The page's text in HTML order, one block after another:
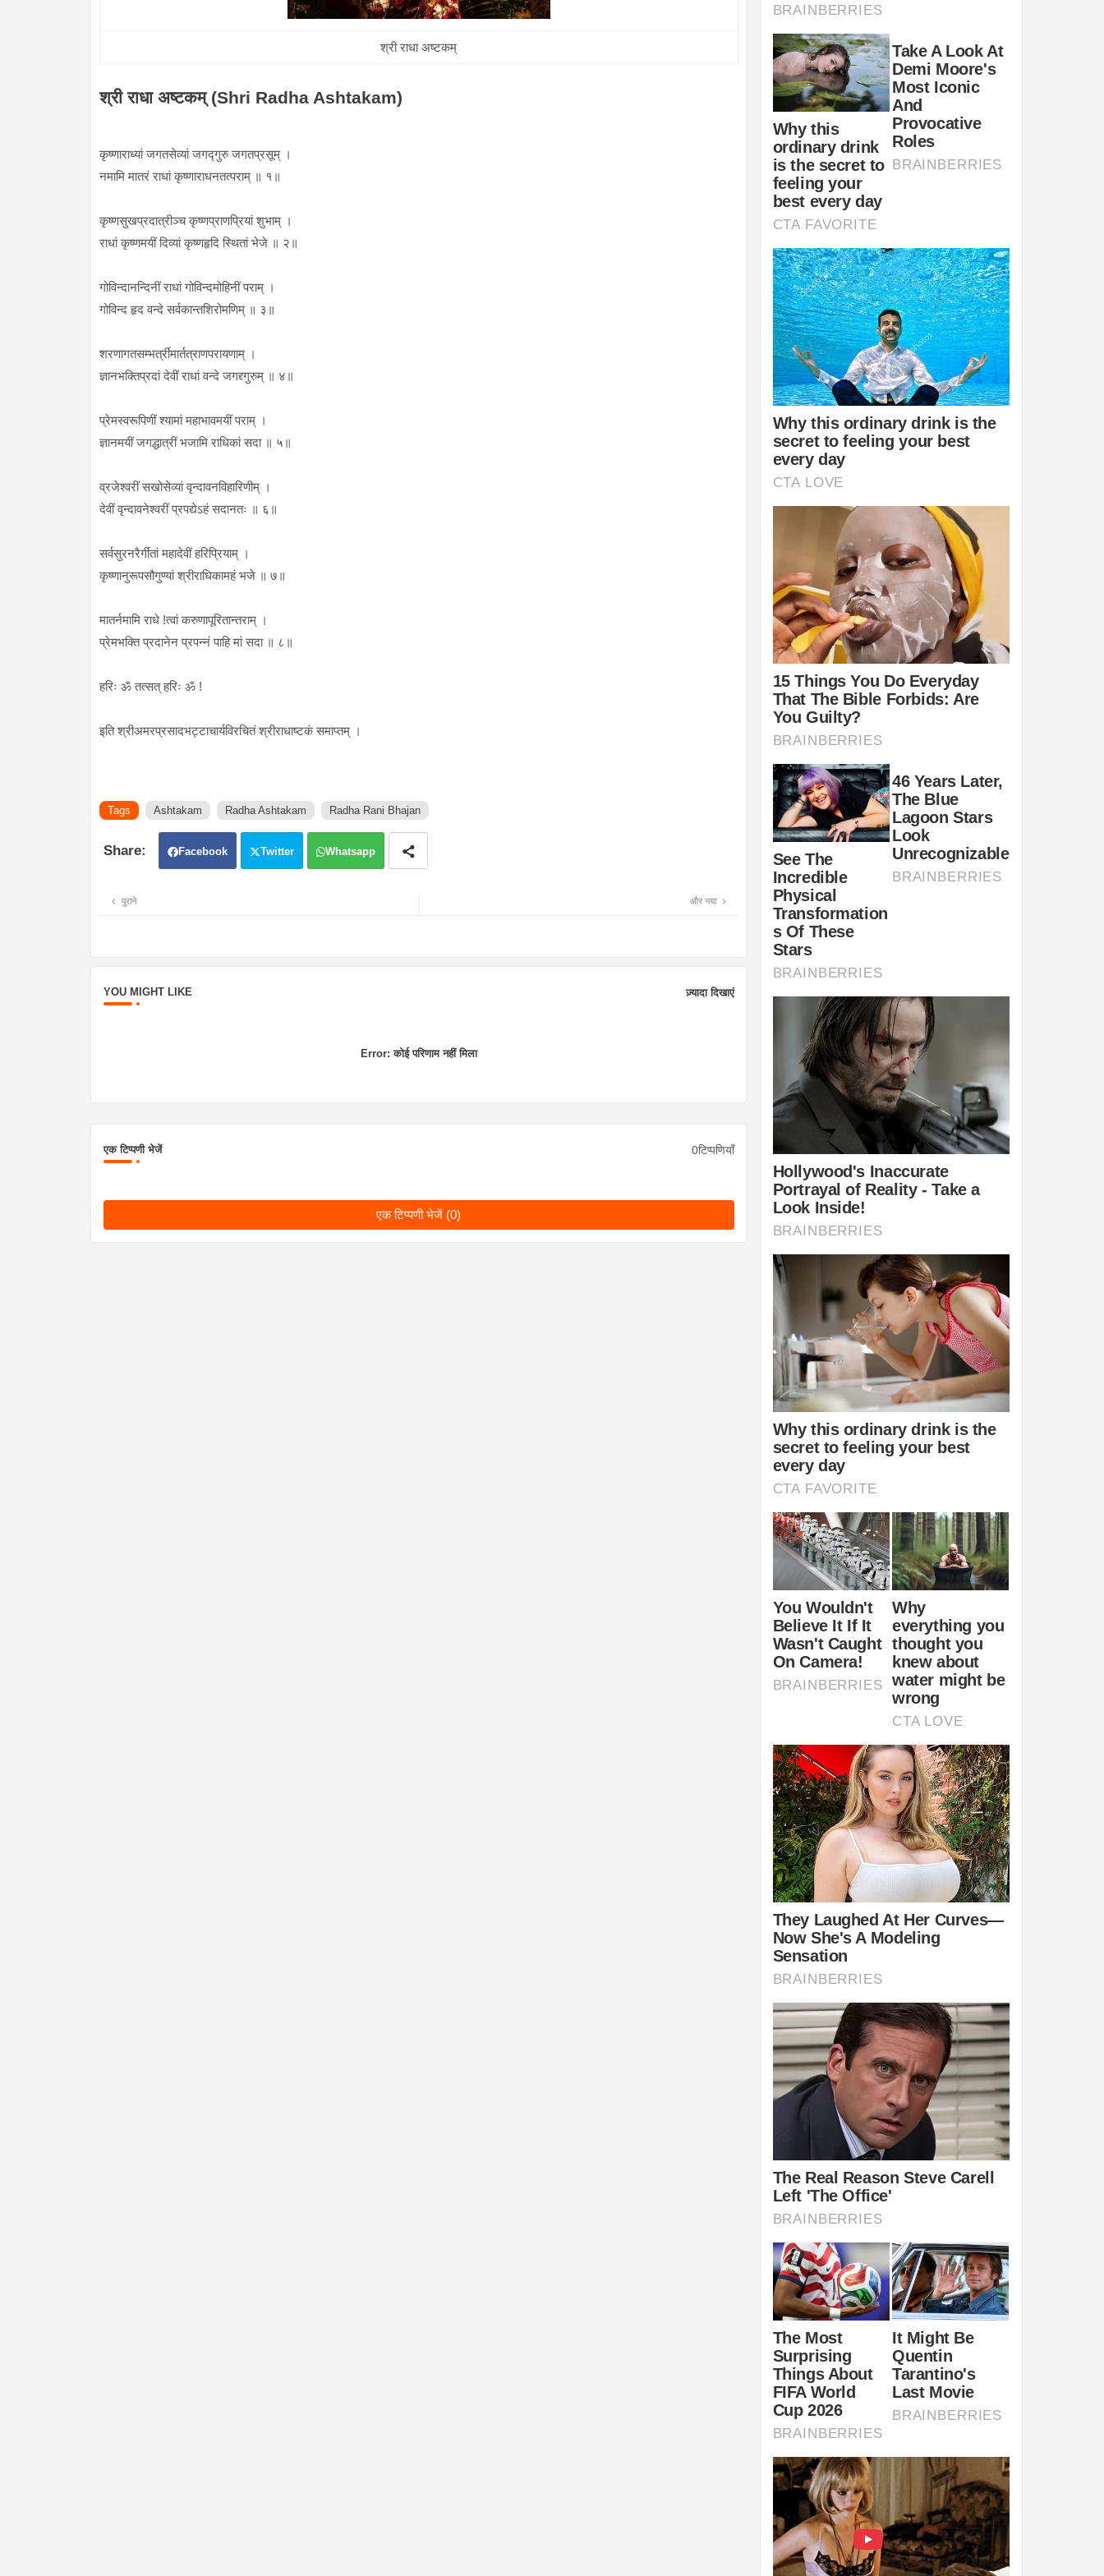
श्री राधा अष्टकम्
श्री राधा अष्टकम् (Shri Radha Ashtakam)
कृष्णाराध्यां जगतसेव्यां जगद्गुरु जगतप्रसूम् ।
नमामि मातरं राधां कृष्णाराधनतत्पराम् ॥ १॥
कृष्णसुखप्रदात्रीञ्च कृष्णप्राणप्रियां शुभाम् ।
राधां कृष्णमयीं दिव्यां कृष्णहृदि स्थितां भेजे ॥ २॥
गोविन्दानन्दिनीं राधां गोविन्दमोहिनीं पराम् ।
गोविन्द हृद वन्दे सर्वकान्तशिरोमणिम् ॥ ३॥
शरणागतसम्भर्त्रीमार्तत्राणपरायणाम् ।
ज्ञानभक्तिप्रदां देवीं राधां वन्दे जगद्द्गुरुम् ॥ ४॥
प्रेमस्वरूपिणीं श्यामां महाभावमयीं पराम् ।
ज्ञानमयीं जगद्धात्रीं भजामि राधिकां सदा ॥ ५॥
व्रजेश्वरीं सखोसेव्यां वृन्दावनविहारिणीम् ।
देवीं वृन्दावनेश्वरीं प्रपद्येऽहं सदानतः ॥ ६॥
सर्वसुरनरैर्गीतां महादेवीं हरिप्रियाम् ।
कृष्णानुरूपसौगुण्यां श्रीराधिकामहं भजे ॥ ७॥
मातर्नमामि राधे !त्वां करुणापूरितान्तराम् ।
प्रेमभक्ति प्रदानेन प्रपन्नं पाहि मां सदा ॥ ८॥
हरिः ॐ तत्सत् हरिः ॐ !
इति श्रीअमरप्रसादभट्टाचार्यविरचितं श्रीराधाष्टकं समाप्तम् ।
Tags Ashtakam Radha Ashtakam Radha Rani Bhajan
Facebook Twitter Whatsapp
और नया
पुराने
YOU MIGHT LIKE ज़्यादा दिखाएं
Error: कोई परिणाम नहीं मिला
एक टिप्पणी भेजें 0टिप्पणियाँ
एक टिप्पणी भेजें (0)